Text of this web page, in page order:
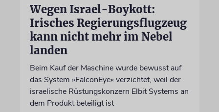
Wegen Israel-Boykott:
Irisches Regierungsflugzeug
kann nicht mehr im Nebel
landen
Beim Kauf der Maschine wurde bewusst auf
das System »FalconEye« verzichtet, weil der
israelische Rüstungskonzern Elbit Systems an
dem Produkt beteiligt ist